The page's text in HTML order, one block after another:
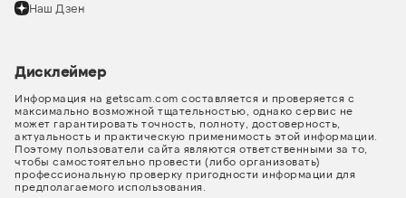
Наш Дзен
Дисклеймер
Информация на getscam.com составляется и проверяется с
максимально возможной тщательностью, однако сервис не
может гарантировать точность, полноту, достоверность,
актуальность и практическую применимость этой информации.
Поэтому пользователи сайта являются ответственными за то,
чтобы самостоятельно провести (либо организовать)
профессиональную проверку пригодности информации для
предполагаемого использования.